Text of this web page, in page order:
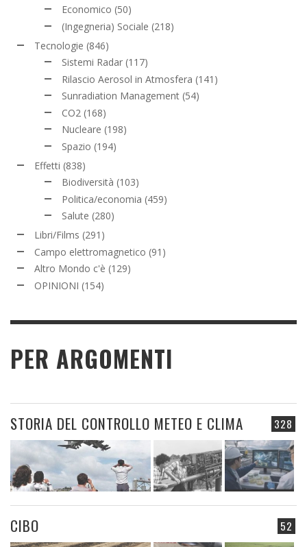
Economico (50)
(Ingegneria) Sociale (218)
Tecnologie (846)
Sistemi Radar (117)
Rilascio Aerosol in Atmosfera (141)
Sunradiation Management (54)
CO2 (168)
Nucleare (198)
Spazio (194)
Effetti (838)
Biodiversità (103)
Politica/economia (459)
Salute (280)
Libri/Films (291)
Campo elettromagnetico (91)
Altro Mondo c'è (129)
OPINIONI (154)
PER ARGOMENTI
328
STORIA DEL CONTROLLO METEO E CLIMA
52
CIBO